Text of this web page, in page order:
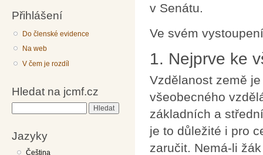
Přihlášení
Do členské evidence
Na web
V čem je rozdíl
Hledat na jcmf.cz
Jazyky
Čeština
v Senátu.
Ve svém
1. Nejprve ke
Vzdělanost země
všeobecného
základních a
je to důležité i pro
zaručit. Nemá-li